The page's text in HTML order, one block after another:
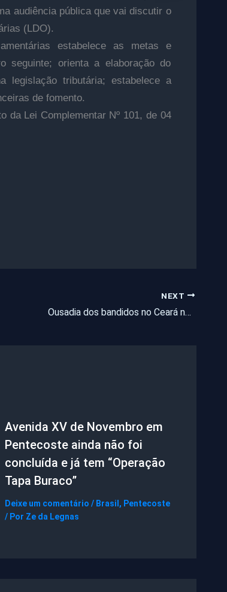
audiência pública que vai discutir o
(LDO).
estabelece as metas e
seguinte; orienta a elaboração do
legislação tributária; estabelece a
de fomento.
da Lei Complementar Nº 101, de 04
NEXT
Ousadia dos bandidos no Ceará não tem limites e até equipe do Samu acaba assaltada
Avenida XV de Novembro em
Pentecoste ainda não foi
concluída e já tem “Operação
Tapa Buraco”
Deixe um comentário / Brasil , Pentecoste
/ Por Ze da Legnas